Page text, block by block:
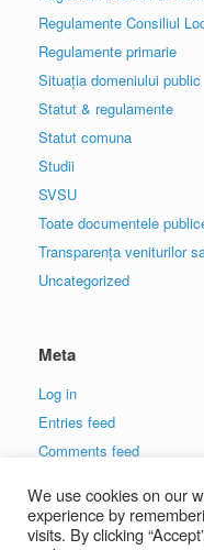
Regulamente Consiliul
Regulamente primarie
Situația domeniului public
Statut & regulamente
Statut comuna
Studii
SVSU
Toate documentele
Transparența veniturilor
Uncategorized
Meta
Log in
Entries feed
Comments feed
We use cookies on our
experience by
visits. By clicking